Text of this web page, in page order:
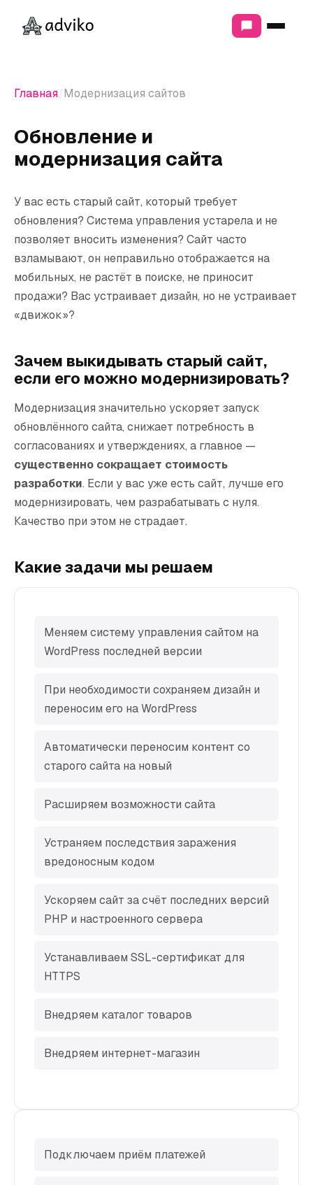
МАРКЕТИНГ И ПРОДВИЖЕНИЕ
Контекстная реклама
Продвижение в соцсетях
Разработка сайтов
Интернет-магазины
АНАЛИТИКА И СТРАТЕГИЯ
Сквозная аналитика
Аудит маркетинга
Интернет-маркетинг
Продвижение ICO и Web3
О насТарифыВакансииКейсыКонфиденциальность
Блог о маркетинге
Главная Модернизация сайтов
Обновление и
модернизация сайта
У вас есть старый сайт, который требует
обновления? Система управления устарела и не
позволяет вносить изменения? Сайт часто
взламывают, он неправильно отображается на
мобильных, не растёт в поиске, не приносит
продажи? Вас устраивает дизайн, но не устраивает
«движок»?
Зачем выкидывать старый сайт,
если его можно модернизировать?
Модернизация значительно ускоряет запуск
обновлённого сайта, снижает потребность в
согласованиях и утверждениях, а главное —
существенно сокращает стоимость
разработки. Если у вас уже есть сайт, лучше его
модернизировать, чем разрабатывать с нуля.
Качество при этом не страдает.
Какие задачи мы решаем
Меняем систему управления сайтом на
WordPress последней версии
При необходимости сохраняем дизайн и
переносим его на WordPress
Автоматически переносим контент со
старого сайта на новый
Расширяем возможности сайта
Устраняем последствия заражения
вредоносным кодом
Ускоряем сайт за счёт последних версий
PHP и настроенного сервера
Устанавливаем SSL-сертификат для
HTTPS
Внедряем каталог товаров
Внедряем интернет-магазин
Подключаем приём платежей